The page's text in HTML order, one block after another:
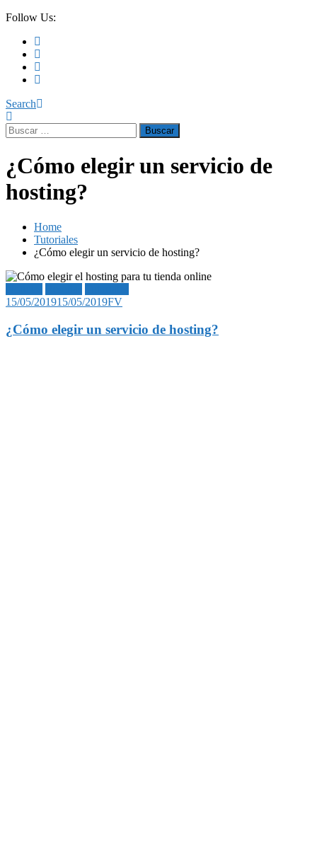
Follow Us:
Search
Buscar:
¿Cómo elegir un servicio de
hosting?
Home
Tutoriales
¿Cómo elegir un servicio de hosting?
15/05/201915/05/2019FV
¿Cómo elegir un servicio de hosting?